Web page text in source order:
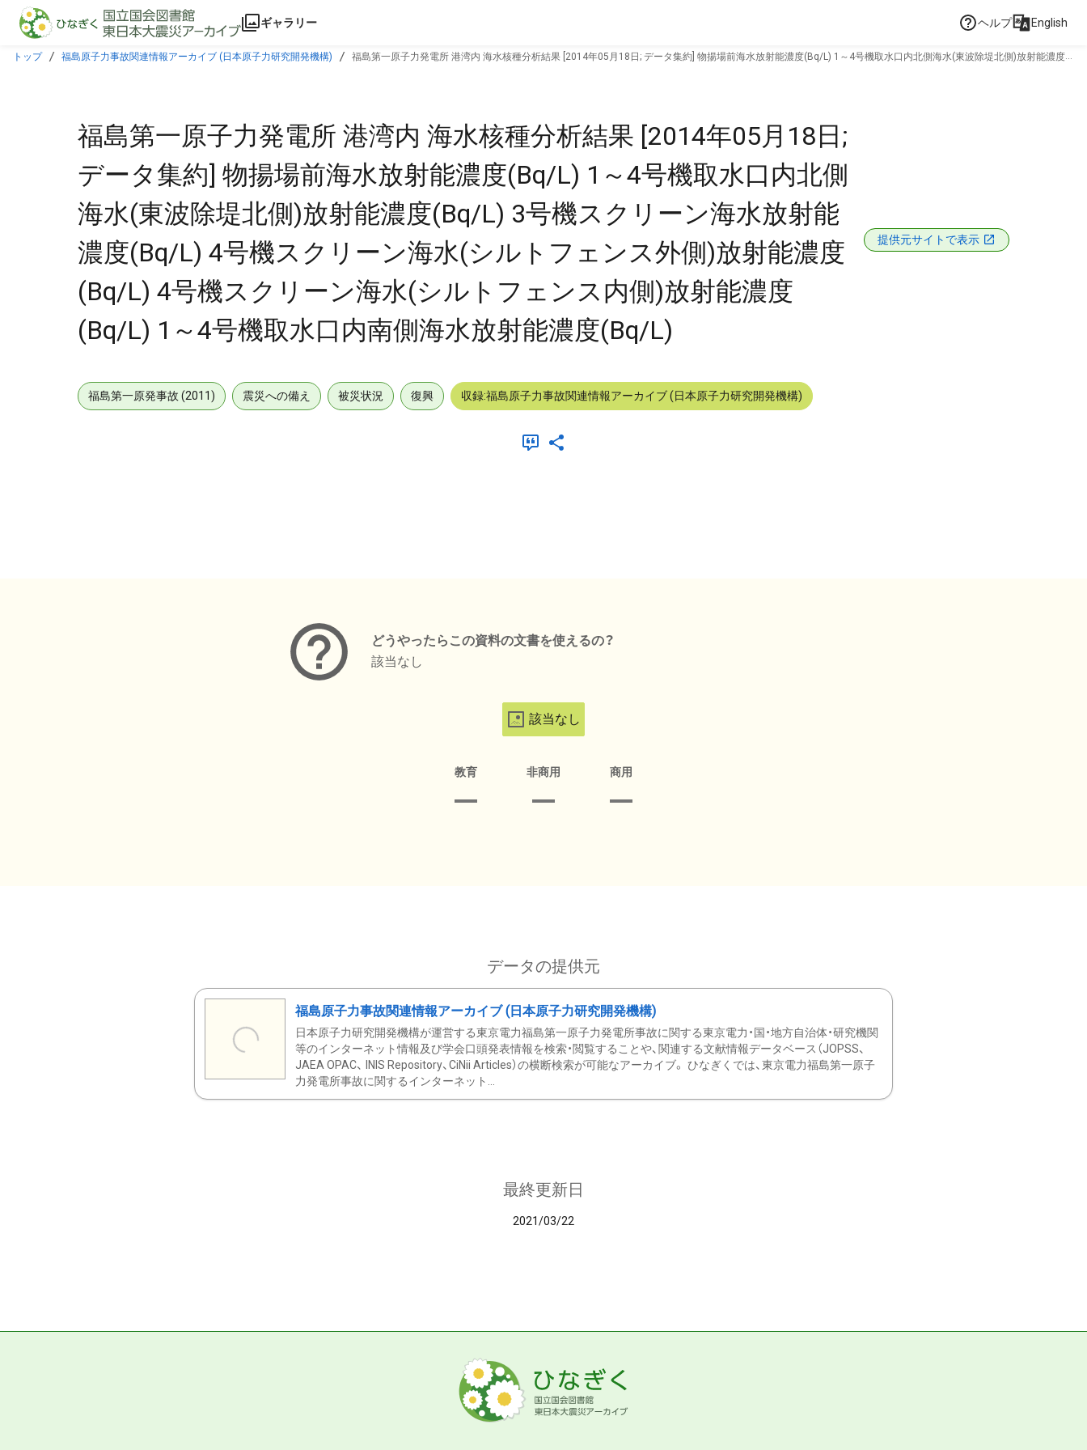
本文に飛ぶ
ギャラリー ヘルプ English
トップ 福島原子力事故関連情報アーカイブ (日本原子力研究開発機構)
福島第一原子力発電所 港湾内 海水核種分析結果 [2014年05月18日; データ集約] 物揚場前海水放射能濃度(Bq/L) 1～4号機取水口内北側海水(東波除堤北側)放射能濃度
福島第一原子力発電所 港湾内 海水核種分析結果 [2014年05月18日;
データ集約] 物揚場前海水放射能濃度(Bq/L) 1～4号機取水口内北側
海水(東波除堤北側)放射能濃度(Bq/L) 3号機スクリーン海水放射能
濃度(Bq/L) 4号機スクリーン海水(シルトフェンス外側)放射能濃度
(Bq/L) 4号機スクリーン海水(シルトフェンス内側)放射能濃度
(Bq/L) 1～4号機取水口内南側海水放射能濃度(Bq/L)
提供元サイトで表示
福島第一原発事故 (2011) 震災への備え 被災状況 復興 収録:福島原子力事故関連情報アーカイブ (日本原子力研究開発機構)
どうやったらこの資料の文書を使えるの？
該当なし
該当なし
教育 非商用 商用
データの提供元
福島原子力事故関連情報アーカイブ (日本原子力研究開発機構)
日本原子力研究開発機構が運営する東京電力福島第一原子力発電所事故に関する東京電力・国・地方自治体・研究機関
等のインターネット情報及び学会口頭発表情報を検索・閲覧することや、関連する文献情報データベース（JOPSS、
JAEA OPAC、 INIS Repository、CiNii Articles）の横断検索が可能なアーカイブ。 ひなぎくでは、東京電力福島第一原子
力発電所事故に関するインターネット...
最終更新日
2021/03/22